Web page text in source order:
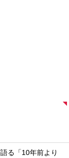
る「10年前より